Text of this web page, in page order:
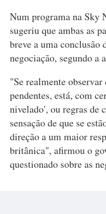
Num programa na Sky
sugeriu que ambas as
breve a uma conclusão
negociação, segundo a
"Se realmente observar
pendentes, está, com
nivelado', ou regras de
sensação de que se
direção a um maior
britânica", afirmou o
questionado sobre as